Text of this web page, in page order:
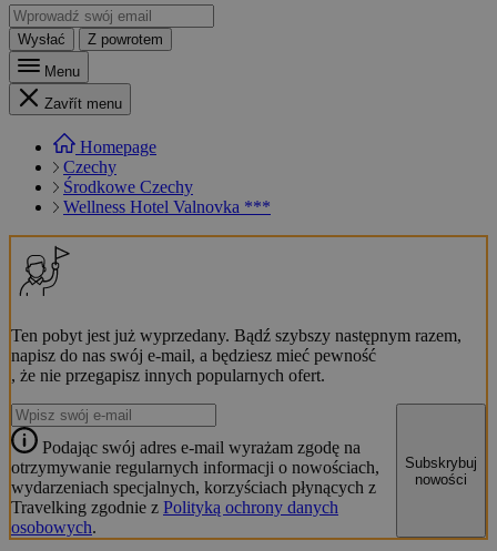
Wysłać
Z powrotem
Menu
Zavřít menu
Homepage
Czechy
Środkowe Czechy
Wellness Hotel Valnovka ***
Ten pobyt jest już wyprzedany. Bądź szybszy następnym razem,
napisz do nas swój e-mail, a będziesz mieć pewność
, że nie przegapisz innych popularnych ofert.
Podając swój adres e-mail wyrażam zgodę na
otrzymywanie regularnych informacji o nowościach,
wydarzeniach specjalnych, korzyściach płynących z
Travelking zgodnie z Polityką ochrony danych
osobowych.
Subskrybuj
nowości